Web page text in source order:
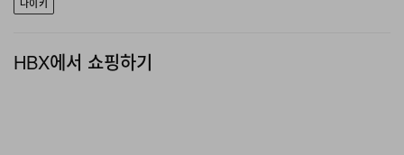
HBX에서 쇼핑하기